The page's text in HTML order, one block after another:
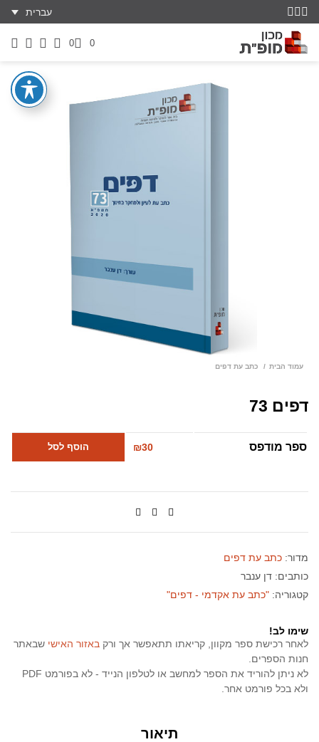
עברית
0
0
עמוד הבית כתב עת דפים
דפים 73
ספר מודפס ₪30 הוסף לסל
מדור: כתב עת דפים
כותבים: דן ענבר
קטגוריה: "כתב עת אקדמי - דפים"
שימו לב!
לאחר רכישת ספר מקוון, קריאתו תתאפשר אך ורק באזור האישי שבאתר
חנות הספרים.
לא ניתן להוריד את הספר למחשב או לטלפון הנייד - לא בפורמט PDF
ולא בכל פורמט אחר.
תיאור